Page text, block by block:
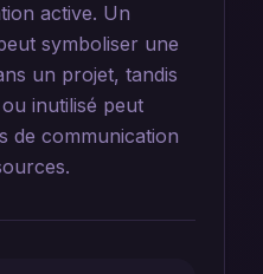
active. Un
symboliser une
un projet, tandis
inutilisé peut
de communication